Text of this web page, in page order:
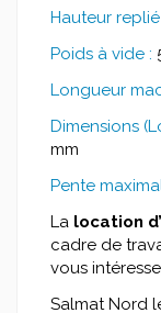
Hauteur replié
Poids à vide :
Longueur
Dimensions
mm
Pente
La location
cadre de
vous
Salmat Nord